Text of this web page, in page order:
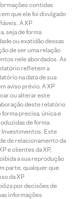
contidas
que ele foi divulgado
A XP
seja de forma
ou exatidão dessas
de ser uma relação
nele abordados. As
refletem a
na data de sua
aviso prévio. A XP
ou alterar este
deste relatório
precisa, única e
de forma
Investimentos. Este
de relacionamento da
e clientes da XP,
a sua reprodução
parte, qualquer que
da XP
por decisões de
informações